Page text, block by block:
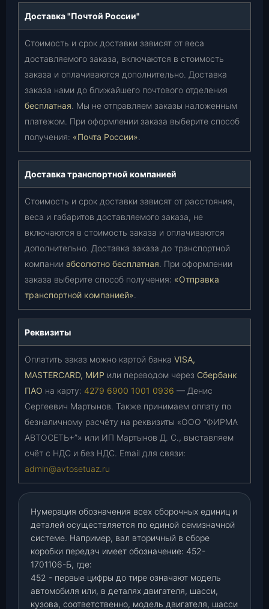
Доставка "Почтой России"
Стоимость и срок доставки зависят от веса
доставляемого заказа, включаются в стоимость
заказа и оплачиваются дополнительно. Доставка
заказа нами до ближайшего почтового отделения
бесплатная. Мы не отправляем заказы наложенным
платежом. При оформлении заказа выберите способ
получения: «Почта России».
Доставка транспортной компанией
Стоимость и срок доставки зависят от расстояния,
веса и габаритов доставляемого заказа, не
включаются в стоимость заказа и оплачиваются
дополнительно. Доставка заказа до транспортной
компании абсолютно бесплатная. При оформлении
заказа выберите способ получения: «Отправка
транспортной компанией».
Реквизиты
Оплатить заказ можно картой банка VISA,
MASTERCARD, МИР или переводом через Сбербанк
ПАО на карту: 4279 6900 1001 0936 — Денис
Сергеевич Мартынов. Также принимаем оплату по
безналичному расчёту на реквизиты «ООО “ФИРМА
АВТОСЕТЬ+”» или ИП Мартынов Д. С., выставляем
счёт с НДС и без НДС. Email для связи:
admin@avtosetuaz.ru
Нумерация обозначения всех сборочных единиц и
деталей осуществляется по единой семизначной
системе. Например, вал вторичный в сборе
коробки передач имеет обозначение: 452-
1701106-Б, где:
452 - первые цифры до тире означают модель
автомобиля или, в деталях двигателя, шасси,
кузова, соответственно, модель двигателя, шасси